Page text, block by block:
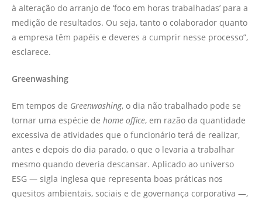
à alteração do arranjo de ‘foco em horas trabalhadas’ para a
medição de resultados. Ou seja, tanto o colaborador quanto
a empresa têm papéis e deveres a cumprir nesse processo”,
esclarece.
Greenwashing
Em tempos de Greenwashing, o dia não trabalhado pode se
tornar uma espécie de home office, em razão da quantidade
excessiva de atividades que o funcionário terá de realizar,
antes e depois do dia parado, o que o levaria a trabalhar
mesmo quando deveria descansar. Aplicado ao universo
ESG — sigla inglesa que representa boas práticas nos
quesitos ambientais, sociais e de governança corporativa —,